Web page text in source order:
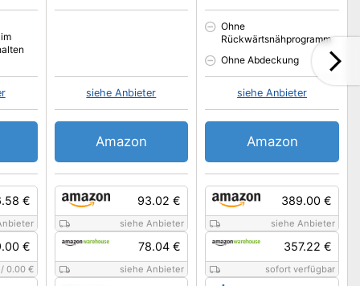
€
€
0.00 €
93.02 €
siehe Anbieter
78.04 €
siehe Anbieter
siehe Anbieter
Amazon
389.00 €
siehe Anbieter
357.22 €
sofort verfügbar
Ohne
Rückwärtsnähprogramm
Ohne Abdeckung
siehe Anbieter
Amazon